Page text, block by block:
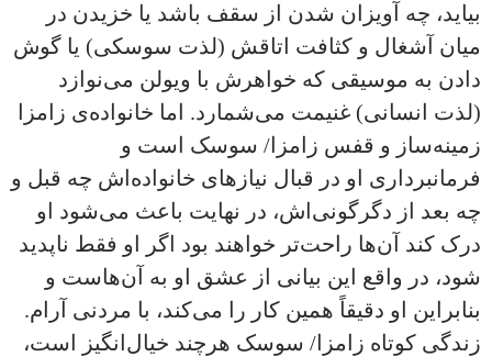
بیاید، چه آویزان شدن از سقف باشد یا خزیدن در
میان آشغال و کثافت اتاقش (لذت سوسکی) یا گوش
دادن به موسیقی که خواهرش با ویولن می‌نوازد
(لذت انسانی) غنیمت می‌شمارد. اما خانواده‌ی زامزا
زمینه‌ساز و قفس زامزا/ سوسک است و
فرمانبرداری او در قبال نیازهای خانواده‌اش چه قبل و
چه بعد از دگرگونی‌اش، در نهایت باعث می‌شود او
درک کند آن‌ها راحت‌تر خواهند بود اگر او فقط ناپدید
شود، در واقع این بیانی از عشق او به آن‌هاست و
بنابراین او دقیقاً همین کار را می‌کند، با مردنی آرام.
زندگی کوتاه زامزا/ سوسک هرچند خیال‌انگیز است،